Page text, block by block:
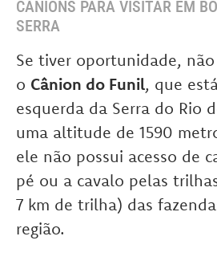
CÂNIONS PARA VISITAR EM
SERRA
Se tiver oportunidade,
o Cânion do Funil, que
esquerda da Serra do Rio
uma altitude de 1590
ele não possui acesso de
pé ou a cavalo pelas
7 km de trilha) das
região.